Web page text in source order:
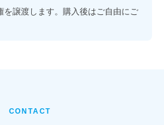
を譲渡します。購入後はご自由にご
CONTACT